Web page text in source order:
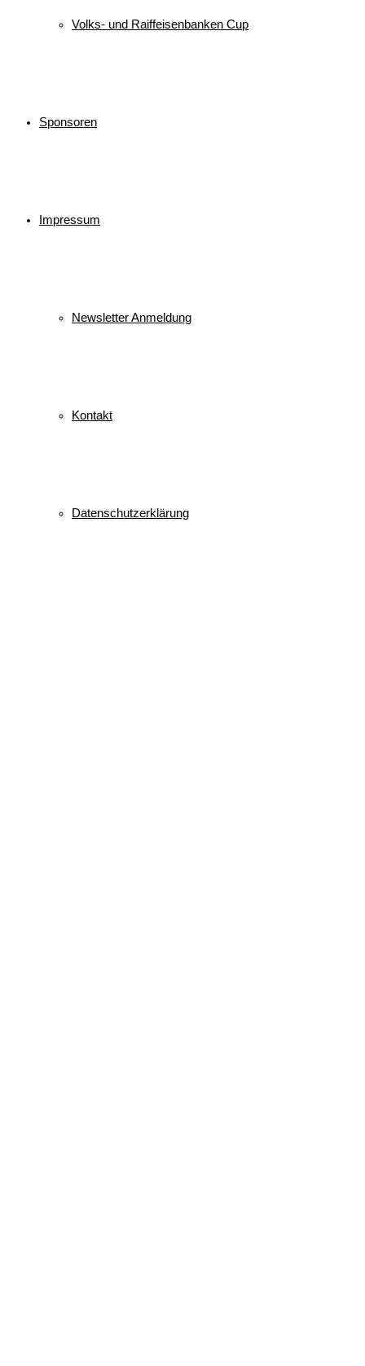
Volks- und Raiffeisenbanken Cup
Sponsoren
Impressum
Newsletter Anmeldung
Kontakt
Datenschutzerklärung